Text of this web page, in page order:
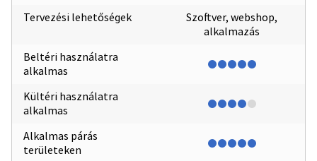
Tervezési lehetőségek
Beltéri használatra
alkalmas
Kültéri használatra
alkalmas
Alkalmas párás
területeken
Szoftver, webshop,
alkalmazás